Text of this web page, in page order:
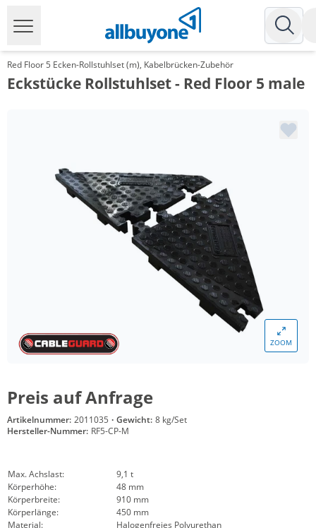
Red Floor 5 Ecken-Rollstuhlset (m), Kabelbrücken-Zubehör
Eckstücke Rollstuhlset - Red Floor 5 male
ZOOM
Preis auf Anfrage
Artikelnummer: 2011035 · Gewicht: 8 kg/Set
Hersteller-Nummer: RF5-CP-M
Max. Achslast:
9,1 t
Körperhöhe:
48 mm
Körperbreite:
910 mm
Körperlänge:
450 mm
Material:
Halogenfreies Polyurethan